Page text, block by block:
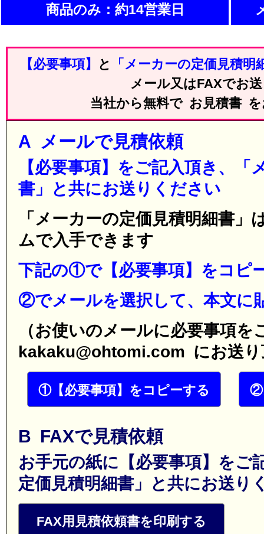
商品のみ：約14営業日
【必要事項】 と
「メーカーの定価見積
メール又はFAXでお
当社から無料で お見積書
A メールで見積依頼
【必要事項】をご記入頂き、「
書」と共にお送りください
「メーカーの定価見積明細書
ムで入手できます
下記の①で【必要事項】をコピ
②でメールを選択して、本文に
（お使いのメールに必要事項
kakaku@ohtomi.com にお送り
①【必要事項】をコピーする ②
B FAXで見積依頼
お手元の紙に【必要事項】をご
定価見積明細書」と共にお送り
FAX用見積依頼書を印刷する